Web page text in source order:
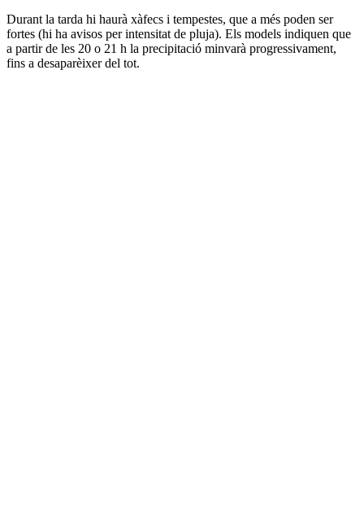
Durant la tarda hi haurà xàfecs i tempestes, que a més poden ser
fortes (hi ha avisos per intensitat de pluja). Els models indiquen que
a partir de les 20 o 21 h la precipitació minvarà progressivament,
fins a desaparèixer del tot.